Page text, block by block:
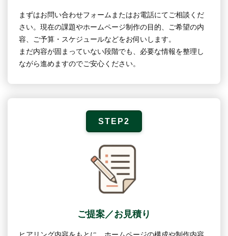
まずはお問い合わせフォームまたはお電話にてご相談くだ
さい。現在の課題やホームページ制作の目的、ご希望の内
容、ご予算・スケジュールなどをお伺いします。
まだ内容が固まっていない段階でも、必要な情報を整理し
ながら進めますのでご安心ください。
STEP2
ご提案／お見積り